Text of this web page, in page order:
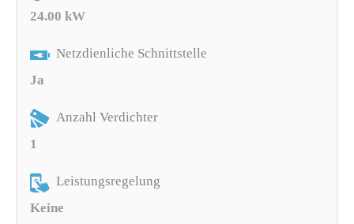
24.00 kW
Netzdienliche Schnittstelle
Ja
Anzahl Verdichter
1
Leistungsregelung
Keine